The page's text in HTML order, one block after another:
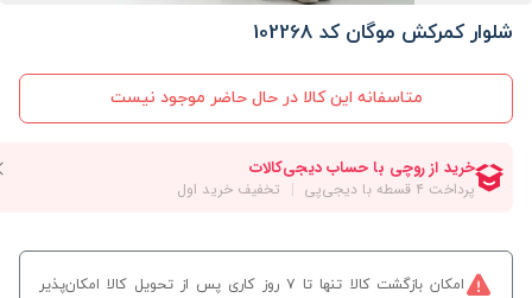
شلوار کمرکش موگان کد 102268
متاسفانه این کالا در حال حاضر موجود نیست
امکان بازگشت کالا تنها تا ۷ روز کاری پس از تحویل کالا امکان‌پذیر